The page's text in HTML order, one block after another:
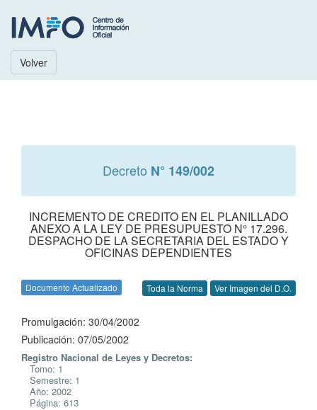
Volver
Decreto N° 149/002
INCREMENTO DE CREDITO EN EL PLANILLADO
ANEXO A LA LEY DE PRESUPUESTO N° 17.296.
DESPACHO DE LA SECRETARIA DEL ESTADO Y
OFICINAS DEPENDIENTES
Documento Actualizado Toda la Norma Ver Imagen del D.O.
Promulgación: 30/04/2002
Publicación: 07/05/2002
Registro Nacional de Leyes y Decretos:
Tomo: 1
Semestre: 1
Año: 2002
Página: 613